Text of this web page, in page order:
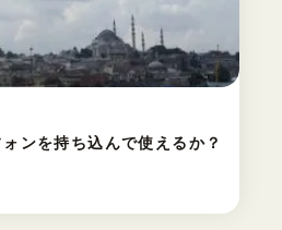
ンを持ち込んで使えるか？